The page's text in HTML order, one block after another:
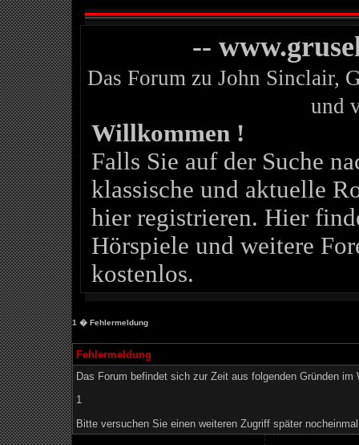
--
Das Forum zu John Sinclair,
und
Willkommen !
Falls Sie auf der Suche
klassische und aktuelle
hier registrieren. Hier
Hörspiele und weitere
kostenlos.
1 � Fehlermeldung
Fehlermeldung
Das Forum befindet sich zur Zeit aus folgenden Gründen im
1
Bitte versuchen Sie einen weiteren Zugriff später